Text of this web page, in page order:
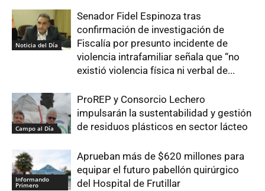
Noticia del Día
Senador Fidel Espinoza tras
confirmación de investigación de
Fiscalía por presunto incidente de
violencia intrafamiliar señala que “no
existió violencia física ni verbal de...
Campo al Día
ProREP y Consorcio Lechero
impulsarán la sustentabilidad y gestión
de residuos plásticos en sector lácteo
Informando
Primero
Aprueban más de $620 millones para
equipar el futuro pabellón quirúrgico
del Hospital de Frutillar